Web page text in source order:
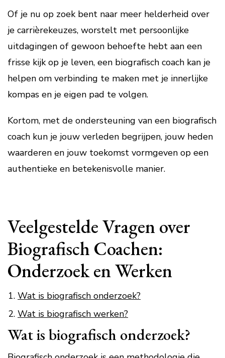
Of je nu op zoek bent naar meer helderheid over
je carrièrekeuzes, worstelt met persoonlijke
uitdagingen of gewoon behoefte hebt aan een
frisse kijk op je leven, een biografisch coach kan je
helpen om verbinding te maken met je innerlijke
kompas en je eigen pad te volgen.
Kortom, met de ondersteuning van een biografisch
coach kun je jouw verleden begrijpen, jouw heden
waarderen en jouw toekomst vormgeven op een
authentieke en betekenisvolle manier.
Veelgestelde Vragen over
Biografisch Coachen:
Onderzoek en Werken
Wat is biografisch onderzoek?
Wat is biografisch werken?
Wat is biografisch onderzoek?